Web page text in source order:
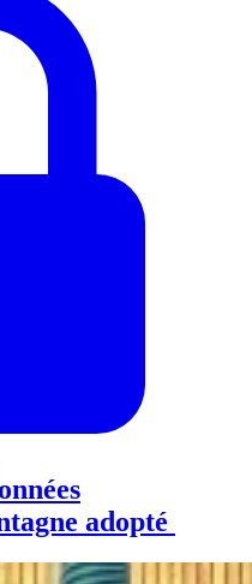
adopté